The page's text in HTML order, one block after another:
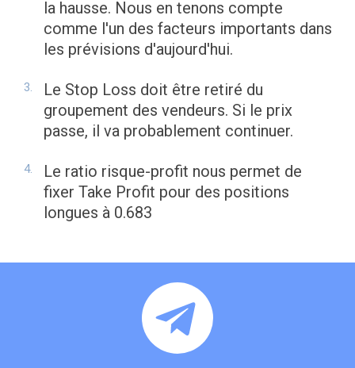
la hausse. Nous en tenons compte
comme l'un des facteurs importants dans
les prévisions d'aujourd'hui.
Le Stop Loss doit être retiré du
groupement des vendeurs. Si le prix
passe, il va probablement continuer.
Le ratio risque-profit nous permet de
fixer Take Profit pour des positions
longues à 0.683